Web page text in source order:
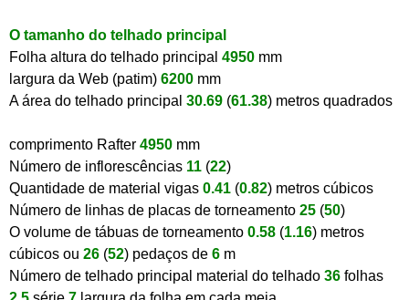
O tamanho do telhado principal
Folha altura do telhado principal 4950 mm
largura da Web (patim) 6200 mm
A área do telhado principal 30.69 (61.38) metros quadrados
comprimento Rafter 4950 mm
Número de inflorescências 11 (22)
Quantidade de material vigas 0.41 (0.82) metros cúbicos
Número de linhas de placas de torneamento 25 (50)
O volume de tábuas de torneamento 0.58 (1.16) metros
cúbicos ou 26 (52) pedaços de 6 m
Número de telhado principal material do telhado 36 folhas